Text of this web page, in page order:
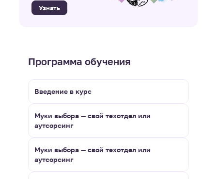
Узнать
Программа обучения
Введение в курс
Муки выбора — свой техотдел или
аутсорсинг
Муки выбора — свой техотдел или
аутсорсинг